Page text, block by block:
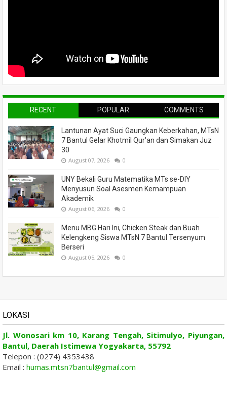
RECENT POPULAR COMMENTS
Lantunan Ayat Suci Gaungkan Keberkahan, MTsN
7 Bantul Gelar Khotmil Qur'an dan Simakan Juz
30
August 07, 2026 0
UNY Bekali Guru Matematika MTs se-DIY
Menyusun Soal Asesmen Kemampuan
Akademik
August 06, 2026 0
Menu MBG Hari Ini, Chicken Steak dan Buah
Kelengkeng Siswa MTsN 7 Bantul Tersenyum
Berseri
August 05, 2026 0
LOKASI
Jl. Wonosari km 10, Karang Tengah, Sitimulyo, Piyungan,
Bantul, Daerah Istimewa Yogyakarta, 55792
Telepon : (0274) 4353438
Email : humas.mtsn7bantul@gmail.com